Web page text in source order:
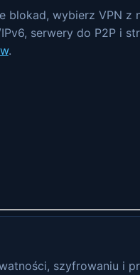
wybierz VPN z
serwery do P2P i
.
szyfrowaniu i